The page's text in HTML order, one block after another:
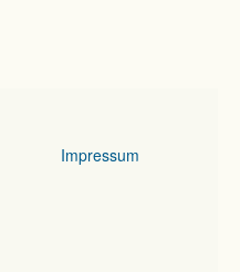
Impressum